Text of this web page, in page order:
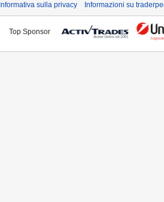
Informativa sulla privacy Informazioni su
Top Sponsor